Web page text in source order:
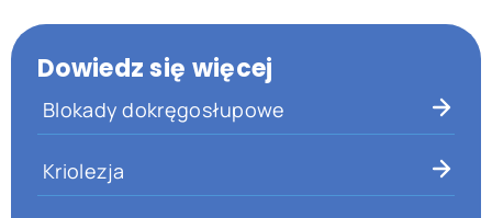
Dowiedz się więcej
Blokady dokręgosłupowe
Kriolezja